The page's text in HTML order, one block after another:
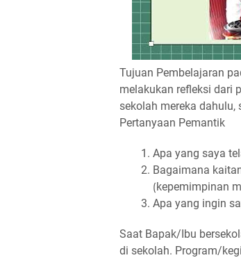
Tujuan Pembelajaran
melakukan refleksi dari
sekolah mereka dahulu,
Pertanyaan Pemantik
Apa yang saya
Bagaimana
⟮kepemimpinan
Apa yang ingin
Saat Bapak/Ibu
di sekolah. Program/